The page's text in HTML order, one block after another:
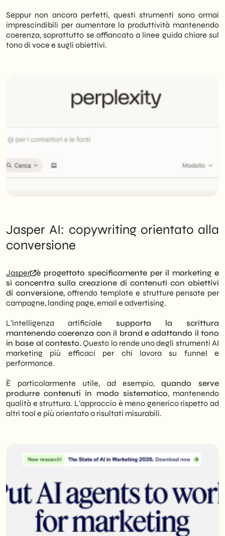
Seppur non ancora perfetti, questi strumenti sono ormai
imprescindibili per aumentare la produttività mantenendo
coerenza, soprattutto se affiancato a linee guida chiare sul
tono di voce e sugli obiettivi.
Jasper AI: copywriting orientato alla
conversione
Jasper
è progettato specificamente per il marketing e
si concentra sulla creazione di contenuti con obiettivi
di conversione,offrendo template e strutture pensate per
campagne, landing page, email e advertising.
L’intelligenza artificiale supporta la scrittura
mantenendo coerenza con il brand e adattando il tono
in base al contesto. Questo lo rende uno degli strumenti AI
marketing più efficaci per chi lavora su funnel e
performance.
È particolarmente utile, ad esempio, quando serve
produrre contenuti in modo sistematico, mantenendo
qualità e struttura. L’approccio è meno generico rispetto ad
altri tool e più orientato a risultati misurabili.